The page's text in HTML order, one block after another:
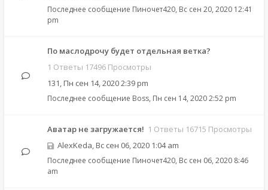
Последнее сообщение Пиночет420, Вс сен 20, 2020 12:41
pm
По маслодрочу будет отдельная ветка?
1 Ответы 17496 Просмотры
131, Пн сен 14, 2020 2:39 pm
Последнее сообщение Boss, Пн сен 14, 2020 2:52 pm
Аватар не загружается! 1 Ответы 16715 Просмотры
AlexKeda, Вс сен 06, 2020 1:04 am
Последнее сообщение Пиночет420, Вс сен 06, 2020 8:46
am